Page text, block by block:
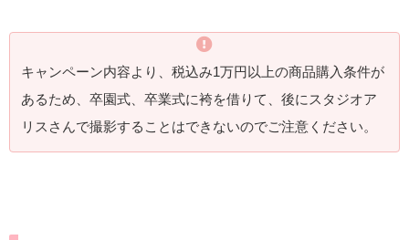
キャンペーン内容より、税込み1万円以上の商品購入条件が
あるため、卒園式、卒業式に袴を借りて、後にスタジオア
リスさんで撮影することはできないのでご注意ください。